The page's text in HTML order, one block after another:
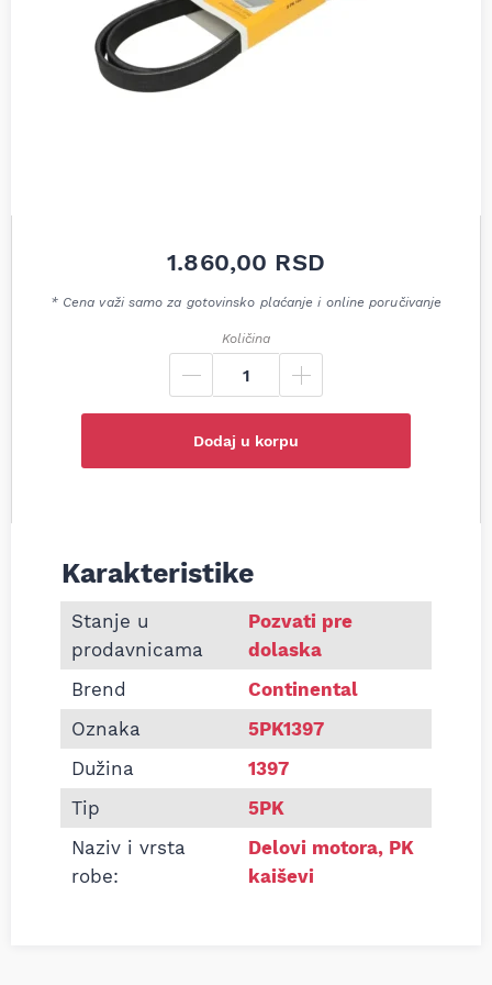
1.860,00 RSD
* Cena važi samo za gotovinsko plaćanje i online poručivanje
Količina
Dodaj u korpu
Informacije o Pk kaiš Continental 5PK1397
Karakteristike
Stanje u
prodavnicama
Pozvati pre
dolaska
Brend
Continental
Oznaka
5PK1397
Dužina
1397
Tip
5PK
Naziv i vrsta
robe:
Delovi motora, PK
kaiševi